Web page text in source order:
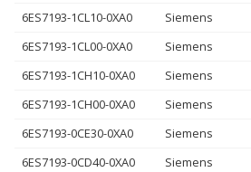
6ES7193-1CL10-0XA0 Siemens
6ES7193-1CL00-0XA0 Siemens
6ES7193-1CH10-0XA0 Siemens
6ES7193-1CH00-0XA0 Siemens
6ES7193-0CE30-0XA0 Siemens
6ES7193-0CD40-0XA0 Siemens